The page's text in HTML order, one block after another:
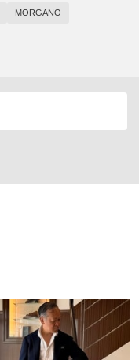
MORGANO